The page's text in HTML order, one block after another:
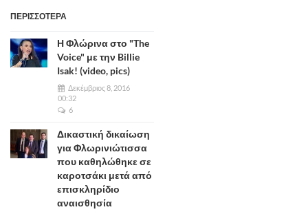
ΠΕΡΙΣΣΟΤΕΡΑ
Η Φλώρινα στο "The
Voice" με την Billie
Isak! (video, pics)
Δεκέμβριος 8, 2016
00:32
6
Δικαστική δικαίωση
για Φλωρινιώτισσα
που καθηλώθηκε σε
καροτσάκι μετά από
επισκληρίδιο
αναισθησία